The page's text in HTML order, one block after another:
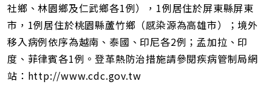
社鄉、林園鄉及仁武鄉各1例），1例居住於屏東縣屏東
市，1例居住於桃園縣蘆竹鄉（感染源為高雄市）；境外
移入病例依序為越南、泰國、印尼各2例；孟加拉、印
度、菲律賓各1例。登革熱防治措施請參閱疾病管制局網
站：http://www.cdc.gov.tw